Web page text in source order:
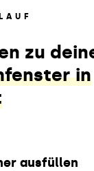
zu
in
ausfüllen